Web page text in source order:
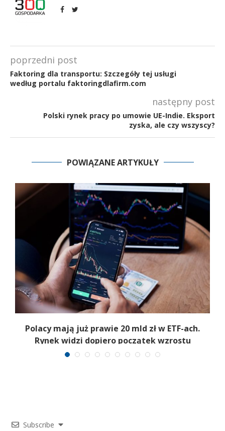
poprzedni post
Faktoring dla transportu: Szczegóły tej usługi
według portalu faktoringdlafirm.com
następny post
Polski rynek pracy po umowie UE-Indie. Eksport
zyska, ale czy wszyscy?
POWIĄZANE ARTYKUŁY
Polacy mają już prawie 20 mld zł w ETF-ach.
Rynek widzi dopiero początek wzrostu
Subscribe